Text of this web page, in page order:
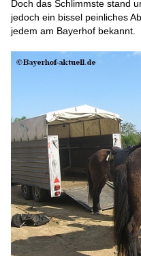
Doch das Schlimmste stand
jedoch ein bissel peinliches
jedem am Bayerhof bekannt.